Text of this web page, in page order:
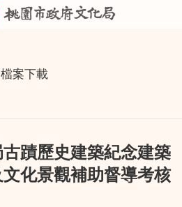
檔案下載
蹟歷史建築紀念建築
化景觀補助督導考核